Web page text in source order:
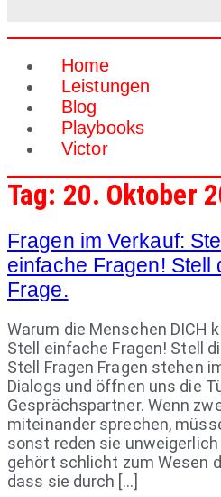
Home
Leistungen
Blog
Playbooks
Victor
Tag: 20. Oktober
Fragen im Verkauf:
einfache Fragen! Stell
Frage.
Warum die Menschen DICH
Stell einfache Fragen! Stell
Stell Fragen Fragen stehen
Dialogs und öffnen uns die
Gesprächspartner. Wenn
miteinander sprechen,
sonst reden sie unweigerlich
gehört schlicht zum Wesen
dass sie durch […]